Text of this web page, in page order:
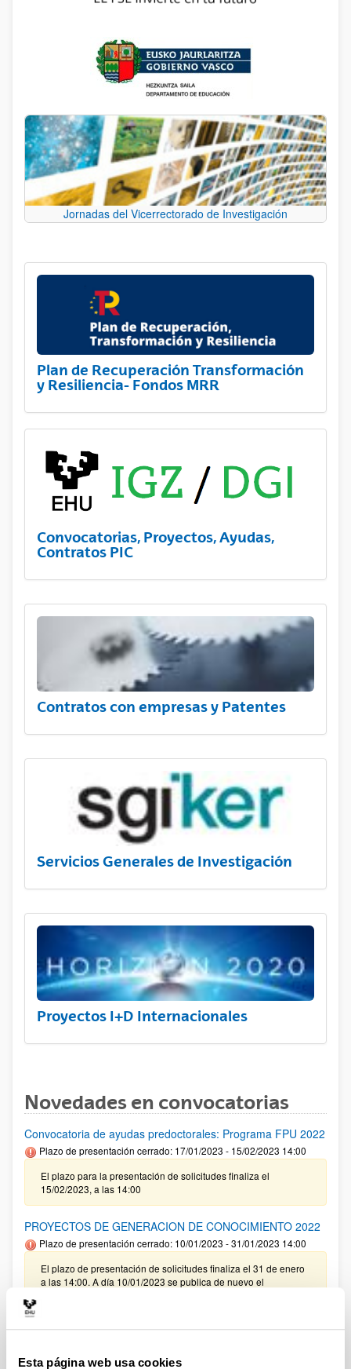
Esta página web usa cookies
Jornadas del Vicerrectorado de Investigación
Plan de Recuperación Transformación
y Resiliencia- Fondos MRR
Convocatorias, Proyectos, Ayudas,
Contratos PIC
Contratos con empresas y Patentes
Servicios Generales de Investigación
Proyectos I+D Internacionales
Novedades en convocatorias
Convocatoria de ayudas predoctorales: Programa FPU 2022
Plazo de presentación cerrado: 17/01/2023 - 15/02/2023 14:00
El plazo para la presentación de solicitudes finaliza el
15/02/2023, a las 14:00
PROYECTOS DE GENERACION DE CONOCIMIENTO 2022
Plazo de presentación cerrado: 10/01/2023 - 31/01/2023 14:00
El plazo de presentación de solicitudes finaliza el 31 de enero
a las 14:00. A día 10/01/2023 se publica de nuevo el
17/01/2023 se publica de nuevo el documento RESUMEN Y